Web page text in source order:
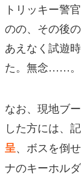
トリッキー警
のの、その後
あえなく試遊
た。無念……。
なお、現地ブ
した方には、
呈、ボスを倒
ナのキーホル